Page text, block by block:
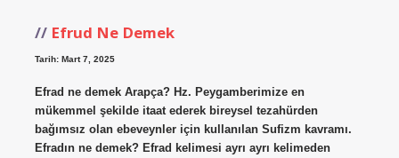
Efrud Ne Demek
Tarih: Mart 7, 2025
Efrad ne demek Arapça? Hz. Peygamberimize en
mükemmel şekilde itaat ederek bireysel tezahürden
bağımsız olan ebeveynler için kullanılan Sufizm kavramı.
Efradın ne demek? Efrad kelimesi ayrı ayrı kelimeden